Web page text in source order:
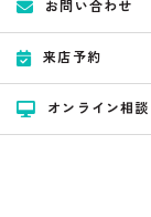
お問い合わせ
来店予約
オンライン相談